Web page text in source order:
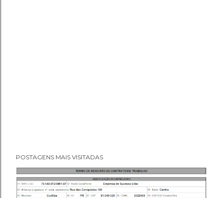
POSTAGENS MAIS VISITADAS